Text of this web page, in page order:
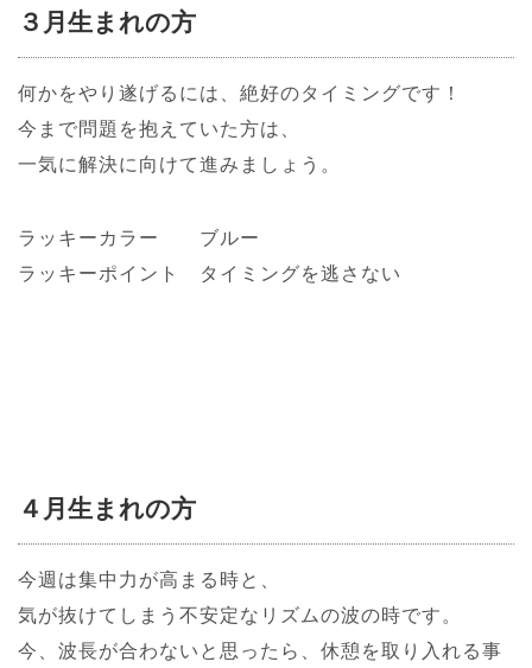
３月生まれの方
何かをやり遂げるには、絶好のタイミングです！
今まで問題を抱えていた方は、
一気に解決に向けて進みましょう。
ラッキーカラー ブルー
ラッキーポイント タイミングを逃さない
４月生まれの方
今週は集中力が高まる時と、
気が抜けてしまう不安定なリズムの波の時です。
今、波長が合わないと思ったら、休憩を取り入れる事